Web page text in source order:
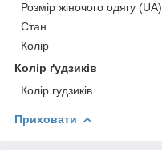
Розмір жіночого одягу (UA)
Стан
Колір
Колір ґудзиків
Колір гудзиків
Приховати